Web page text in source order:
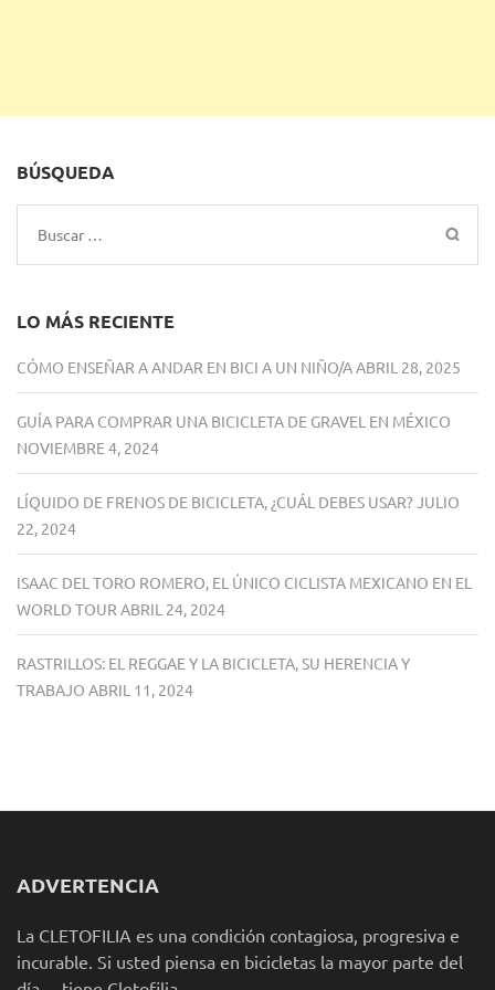
BÚSQUEDA
Buscar:
LO MÁS RECIENTE
CÓMO ENSEÑAR A ANDAR EN BICI A UN NIÑO/AABRIL 28, 2025
GUÍA PARA COMPRAR UNA BICICLETA DE GRAVEL EN MÉXICO
NOVIEMBRE 4, 2024
LÍQUIDO DE FRENOS DE BICICLETA, ¿CUÁL DEBES USAR?JULIO
22, 2024
ISAAC DEL TORO ROMERO, EL ÚNICO CICLISTA MEXICANO EN EL
WORLD TOUR ABRIL 24, 2024
RASTRILLOS: EL REGGAE Y LA BICICLETA, SU HERENCIA Y
TRABAJO ABRIL 11, 2024
ADVERTENCIA
La CLETOFILIA es una condición contagiosa, progresiva e
incurable. Si usted piensa en bicicletas la mayor parte del